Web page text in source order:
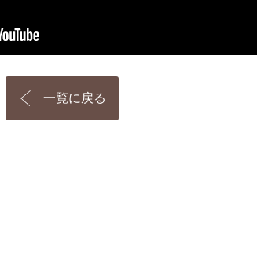
一覧に戻る